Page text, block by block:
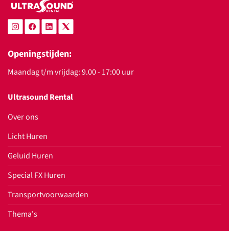
Openingstijden:
Maandag t/m vrijdag: 9.00 - 17:00 uur
Ultrasound Rental
Over ons
Licht Huren
Geluid Huren
Special FX Huren
Transportvoorwaarden
Thema's